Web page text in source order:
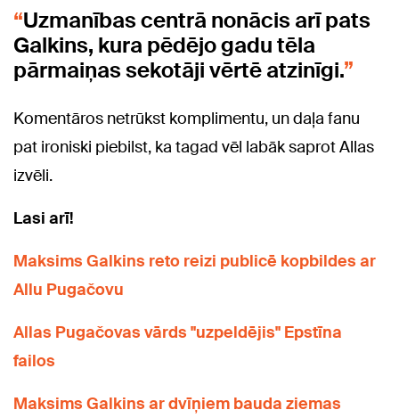
Uzmanības centrā nonācis arī pats
Galkins, kura pēdējo gadu tēla
pārmaiņas sekotāji vērtē atzinīgi.
Komentāros netrūkst komplimentu, un daļa fanu
pat ironiski piebilst, ka tagad vēl labāk saprot Allas
izvēli.
Lasi arī!
Maksims Galkins reto reizi publicē kopbildes ar
Allu Pugačovu
Allas Pugačovas vārds "uzpeldējis" Epstīna
failos
Maksims Galkins ar dvīņiem bauda ziemas